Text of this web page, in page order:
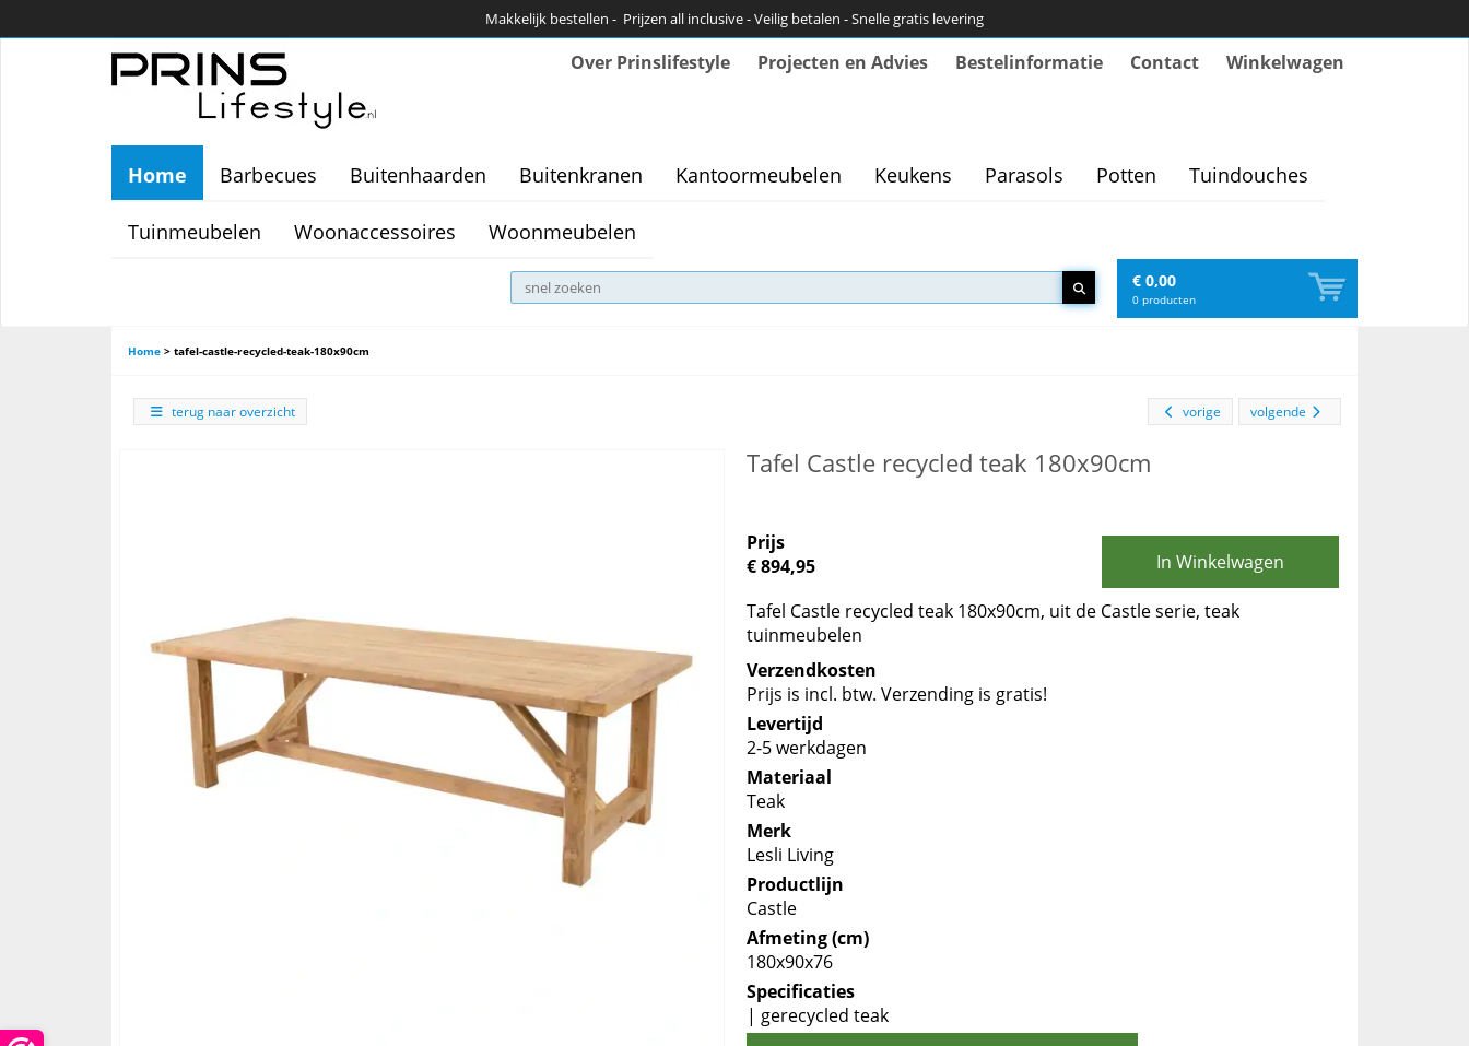
Makkelijk bestellen - Prijzen all inclusive - Veilig betalen - Snelle gratis levering
Over Prinslifestyle Projecten en Advies Bestelinformatie Contact Winkelwagen
Home Barbecues Buitenhaarden Buitenkranen Kantoormeubelen Keukens Parasols Potten Tuindouches
Tuinmeubelen Woonaccessoires Woonmeubelen
€ 0,00
0 producten
Home > tafel-castle-recycled-teak-180x90cm
terug naar overzicht volgende
vorige
Tafel Castle recycled teak 180x90cm
Prijs
€ 894,95
In Winkelwagen
Tafel Castle recycled teak 180x90cm, uit de Castle serie, teak
tuinmeubelen
Verzendkosten
Prijs is incl. btw. Verzending is gratis!
Levertijd
2-5 werkdagen
Materiaal
Teak
Merk
Lesli Living
Productlijn
Castle
Afmeting (cm)
180x90x76
Specificaties
| gerecycled teak